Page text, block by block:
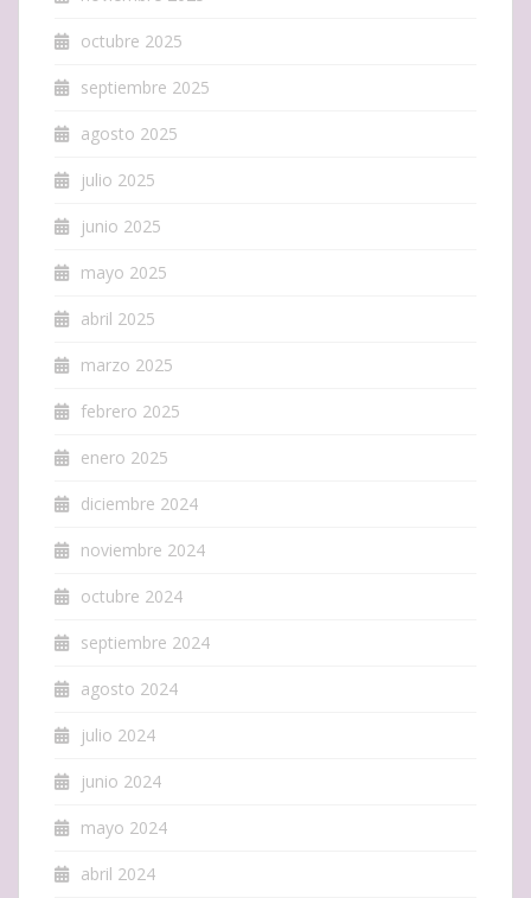
octubre 2025
septiembre 2025
agosto 2025
julio 2025
junio 2025
mayo 2025
abril 2025
marzo 2025
febrero 2025
enero 2025
diciembre 2024
noviembre 2024
octubre 2024
septiembre 2024
agosto 2024
julio 2024
junio 2024
mayo 2024
abril 2024